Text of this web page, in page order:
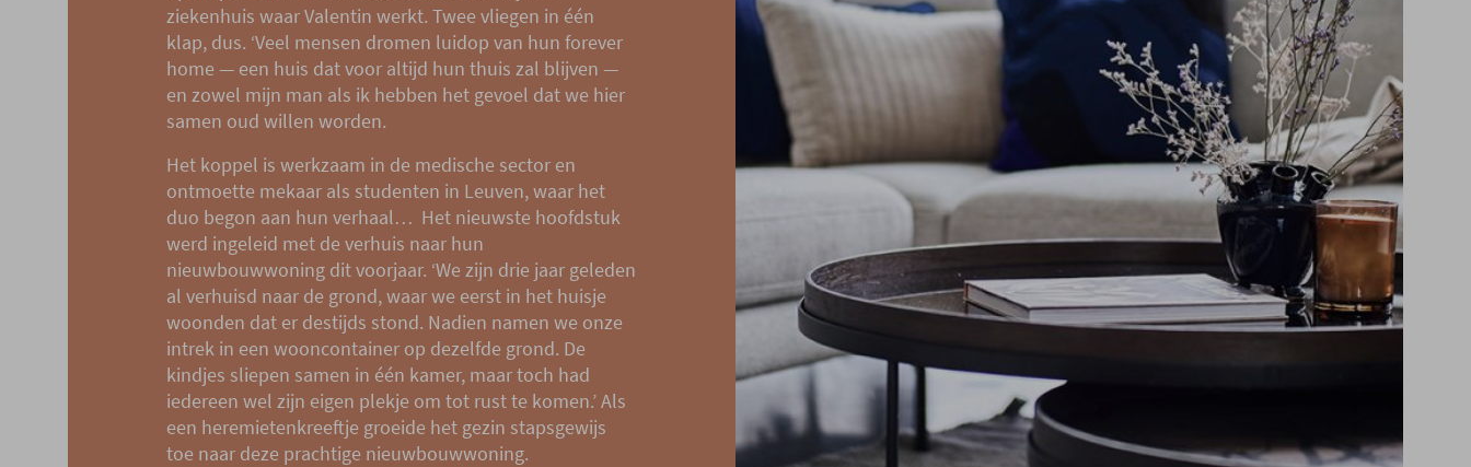
ziekenhuis waar Valentin werkt. Twee vliegen in één
klap, dus. ‘Veel mensen dromen luidop van hun forever
home — een huis dat voor altijd hun thuis zal blijven —
en zowel mijn man als ik hebben het gevoel dat we hier
samen oud willen worden.
Het koppel is werkzaam in de medische sector en
ontmoette mekaar als studenten in Leuven, waar het
duo begon aan hun verhaal… Het nieuwste hoofdstuk
werd ingeleid met de verhuis naar hun
nieuwbouwwoning dit voorjaar. ‘We zijn drie jaar geleden
al verhuisd naar de grond, waar we eerst in het huisje
woonden dat er destijds stond. Nadien namen we onze
intrek in een wooncontainer op dezelfde grond. De
kindjes sliepen samen in één kamer, maar toch had
iedereen wel zijn eigen plekje om tot rust te komen.’ Als
een heremietenkreeftje groeide het gezin stapsgewijs
toe naar deze prachtige nieuwbouwwoning.